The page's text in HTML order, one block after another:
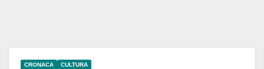
CRONACA CULTURA